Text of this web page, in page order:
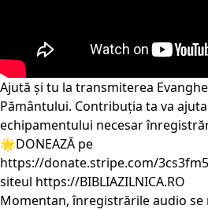
Ajută și tu la transmiterea
Pământului. Contribuția ta va
echipamentului necesar
🌟DONEAZĂ pe
https://donate.stripe.com/
siteul https://BIBLIAZILNICA.RO
Momentan, înregistrările audio se